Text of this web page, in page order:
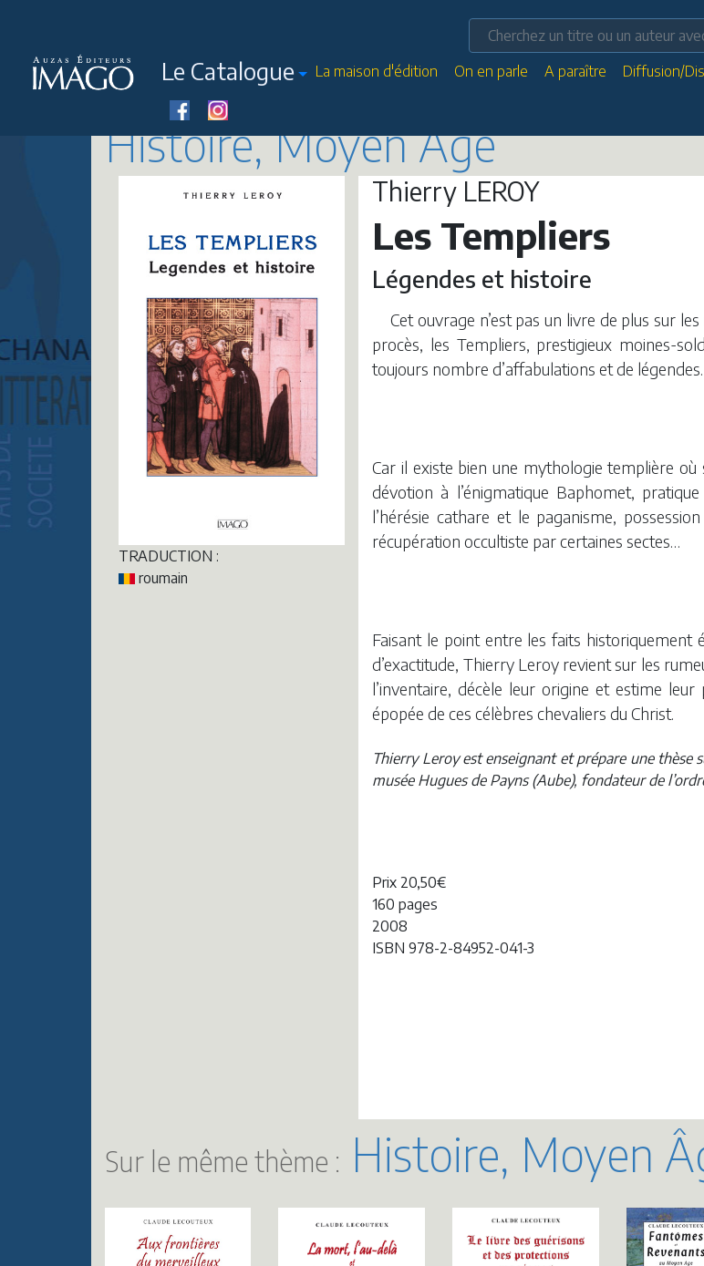
Le Catalogue La maison d'édition On en parle A paraître Diffusion/
Histoire, Moyen Âge
TRADUCTION :
roumain
Thierry LEROY
Les Templiers
Légendes et histoire
Cet ouvrage n’est pas un livre de plus sur
procès, les Templiers, prestigieux moines-
toujours nombre d’affabulations et de légendes.
Car il existe bien une mythologie templière
dévotion à l’énigmatique Baphomet,
l’hérésie cathare et le paganisme,
récupération occultiste par certaines sectes…
Faisant le point entre les faits historiquement
d’exactitude, Thierry Leroy revient sur les
l’inventaire, décèle leur origine et estime
épopée de ces célèbres chevaliers du Christ.
Thierry Leroy est enseignant et prépare une thèse
musée Hugues de Payns (Aube), fondateur de
Prix 20,50€
160 pages
2008
ISBN 978-2-84952-041-3
Sur le même thème : Histoire, Moyen